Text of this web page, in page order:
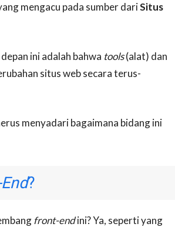
mengacu pada sumber dariSitus
ini adalah bahwa tools(alat) dan
situs web secara terus-
menyadari bagaimana bidang ini
?
front-endini? Ya, seperti yang